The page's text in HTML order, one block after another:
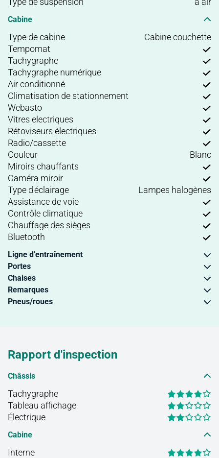
Cabine
Type de cabine
Cabine couchette
Tempomat
Tachygraphe
Tachygraphe numérique
Air conditionné
Climatisation de stationnement
Webasto
Vitres electriques
Rétoviseurs électriques
Radio/cassette
Couleur
Blanc
Miroirs chauffants
Caméra miroir
Type d'éclairage
Lampes halogènes
Assistance de voie
Contrôle climatique
Chauffage des sièges
Bluetooth
Ligne d'entraînement
Portes
Chaises
Remarques
Pneus/roues
Rapport d'inspection
Châssis
Tachygraphe
Tableau affichage
Électrique
Cabine
Interne